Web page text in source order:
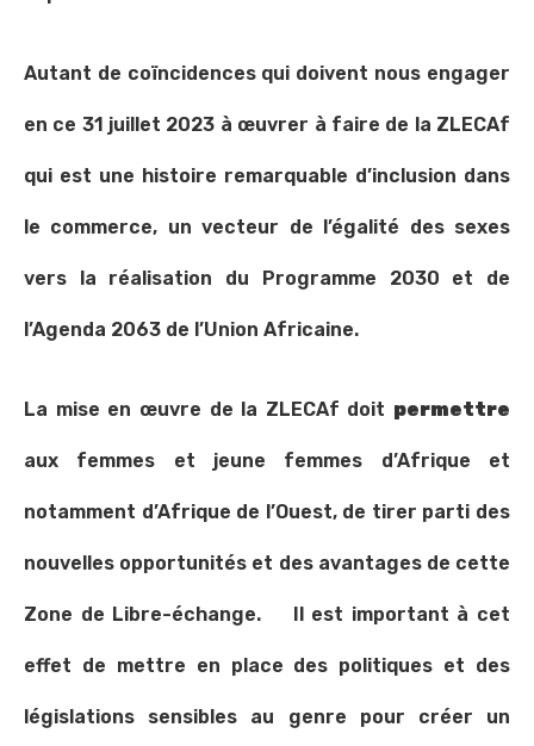
Autant de coïncidences qui doivent nous engager
en ce 31 juillet 2023 à œuvrer à faire de la ZLECAf
qui est une histoire remarquable d’inclusion dans
le commerce, un vecteur de l’égalité des sexes
vers la réalisation du Programme 2030 et de
l’Agenda 2063 de l’Union Africaine.
La mise en œuvre de la ZLECAf doit permettre
aux femmes et jeune femmes d’Afrique et
notamment d’Afrique de l’Ouest, de tirer parti des
nouvelles opportunités et des avantages de cette
Zone de Libre-échange. Il est important à cet
effet de mettre en place des politiques et des
législations sensibles au genre pour créer un